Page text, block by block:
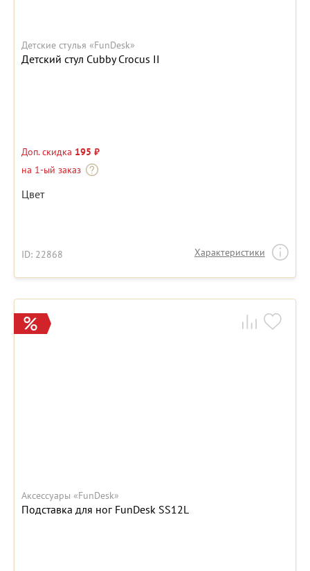
Детские стулья «FunDesk»
Детский стул Cubby Crocus II
Доп. скидка 195 ₽
на 1-ый заказ
Цвет
ID: 22868 Характеристики
Аксессуары «FunDesk»
Подставка для ног FunDesk SS12L